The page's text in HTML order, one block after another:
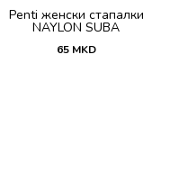
Penti женски стапалки
NAYLON SUBA
65 MKD